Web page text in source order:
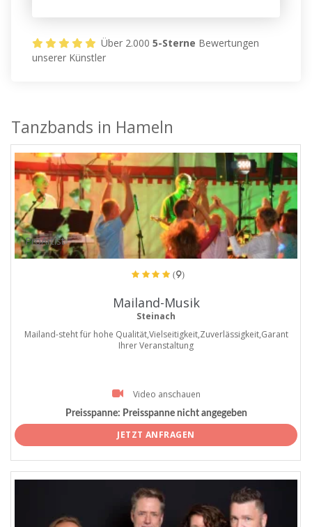
Über 2.0005-Sterne Bewertungen
unserer Künstler
Tanzbands in Hameln
ProArtist
(9)
Mailand-Musik
Steinach
Mailand-steht für hohe Qualität,Vielseitigkeit,Zuverlässigkeit,Garant
Ihrer Veranstaltung
Video anschauen
Preisspanne: Preisspanne nicht angegeben
JETZT ANFRAGEN